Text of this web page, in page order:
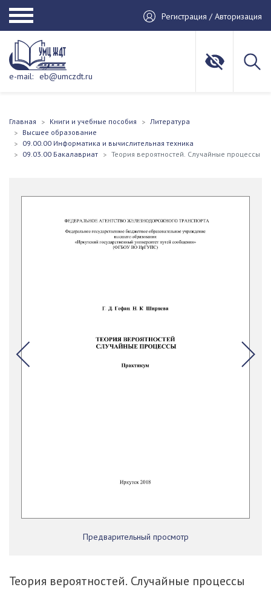
Регистрация / Авторизация
e-mail: eb@umczdt.ru
Главная Книги и учебные пособия
Литература
Высшее образование
09.00.00 Информатика и вычислительная техника
09.03.00 Бакалавриат
Теория вероятностей. Случайные процессы
Предварительный просмотр
Теория вероятностей. Случайные процессы